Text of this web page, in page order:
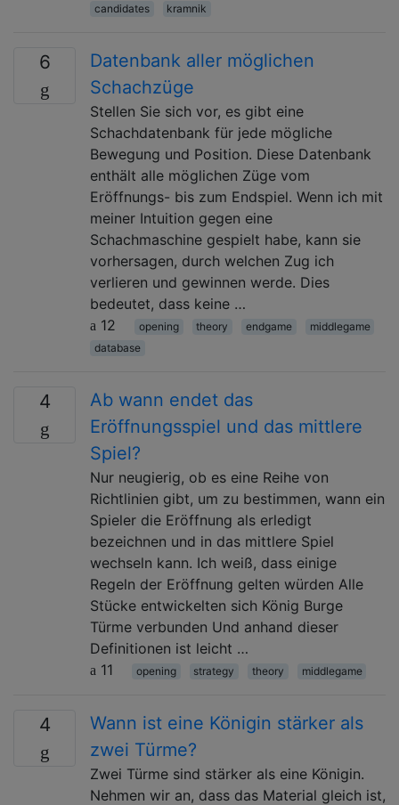
candidates
kramnik
6
Datenbank aller möglichen
Schachzüge
Stellen Sie sich vor, es gibt eine
Schachdatenbank für jede mögliche
Bewegung und Position. Diese Datenbank
enthält alle möglichen Züge vom
Eröffnungs- bis zum Endspiel. Wenn ich mit
meiner Intuition gegen eine
Schachmaschine gespielt habe, kann sie
vorhersagen, durch welchen Zug ich
verlieren und gewinnen werde. Dies
bedeutet, dass keine …
12
opening theory endgame
middlegame
database
4
Ab wann endet das
Eröffnungsspiel und das mittlere
Spiel?
Nur neugierig, ob es eine Reihe von
Richtlinien gibt, um zu bestimmen, wann ein
Spieler die Eröffnung als erledigt
bezeichnen und in das mittlere Spiel
wechseln kann. Ich weiß, dass einige
Regeln der Eröffnung gelten würden Alle
Stücke entwickelten sich König Burge
Türme verbunden Und anhand dieser
Definitionen ist leicht …
11
opening strategy theory middlegame
4
Wann ist eine Königin stärker als
zwei Türme?
Zwei Türme sind stärker als eine Königin.
Nehmen wir an, dass das Material gleich ist,